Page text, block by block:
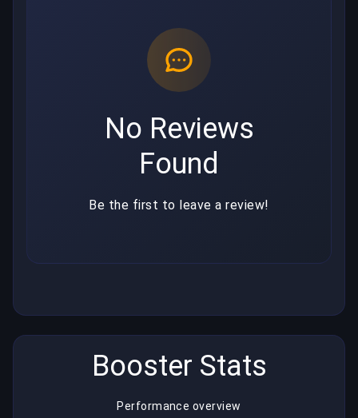
No Reviews
Found
Be the first to leave a review!
Booster Stats
Performance overview